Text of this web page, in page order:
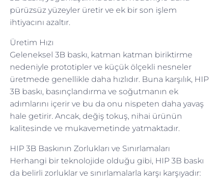
pürüzsüz yüzeyler üretir ve ek bir son işlem
ihtiyacını azaltır.
Üretim Hızı
Geleneksel 3B baskı, katman katman biriktirme
nedeniyle prototipler ve küçük ölçekli nesneler
üretmede genellikle daha hızlıdır. Buna karşılık, HIP
3B baskı, basınçlandırma ve soğutmanın ek
adımlarını içerir ve bu da onu nispeten daha yavaş
hale getirir. Ancak, değiş tokuş, nihai ürünün
kalitesinde ve mukavemetinde yatmaktadır.
HIP 3B Baskının Zorlukları ve Sınırlamaları
Herhangi bir teknolojide olduğu gibi, HIP 3B baskı
da belirli zorluklar ve sınırlamalarla karşı karşıyadır: